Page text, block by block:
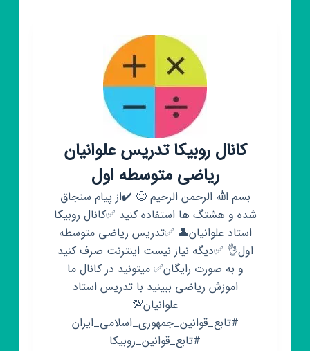
کانال روبیکا تدریس علوانیان
ریاضی متوسطه اول
بسم الله الرحمن الرحیم 🙂 ✔️از پیام سنجاق
شده و هشتگ ها استفاده کنید ✅کانال روبیکا
استاد علوانیان👤 ✅تدریس ریاضی متوسطه
اول👌 ✅دیگه نیاز نیست اینترنت صرف کنید
و به صورت رایگان✅ میتونید در کانال ما
اموزش ریاضی ببینید با تدریس استاد
علوانیان💯
#تابع_قوانین_جمهوری_اسلامی_ایران
#تابع_قوانین_روبیکا